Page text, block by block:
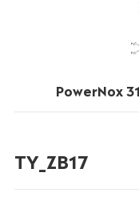
PowerNox
TY_ZB17